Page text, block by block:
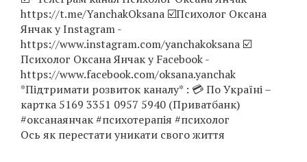
Ось як перестати уникати свого життя